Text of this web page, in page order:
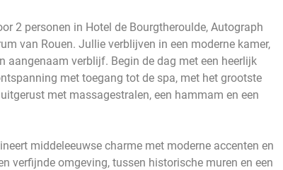
2 personen in Hotel de Bourgtheroulde, Autograph
van Rouen. Jullie verblijven in een moderne kamer,
aangenaam verblijf. Begin de dag met een heerlijk
met toegang tot de spa, met het grootste
met massagestralen, een hammam en een
middeleeuwse charme met moderne accenten en
verfijnde omgeving, tussen historische muren en een